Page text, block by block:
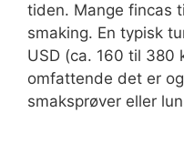
tiden. Mange fincas
smaking. En typisk
USD (ca. 160 til 380
omfattende det er
smaksprøver eller